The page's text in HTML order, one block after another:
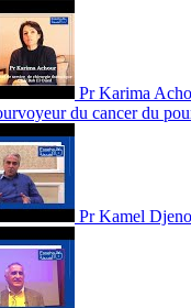
Pr Karima
du cancer du
Pr Kamel